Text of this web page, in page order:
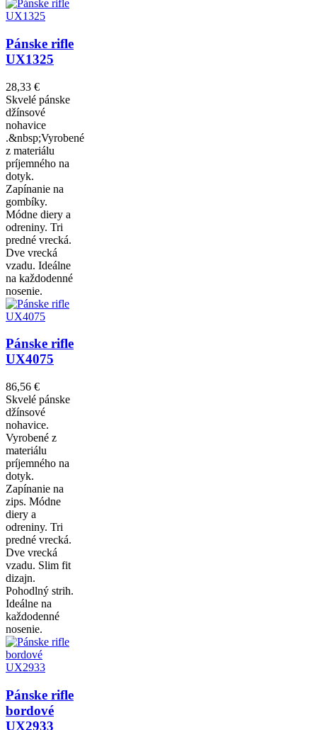
Pánske rifle
UX1325
28,33 €
Skvelé pánske
džínsové
nohavice
.&nbsp;Vyrobené
z materiálu
príjemného na
dotyk.
Zapínanie na
gombíky.
Módne diery a
odreniny. Tri
predné vrecká.
Dve vrecká
vzadu. Ideálne
na každodenné
nosenie.
Pánske rifle
UX4075
86,56 €
Skvelé pánske
džínsové
nohavice.
Vyrobené z
materiálu
príjemného na
dotyk.
Zapínanie na
zips. Módne
diery a
odreniny. Tri
predné vrecká.
Dve vrecká
vzadu. Slim fit
dizajn.
Pohodlný strih.
Ideálne na
každodenné
nosenie.
Pánske rifle
bordové
UX2933